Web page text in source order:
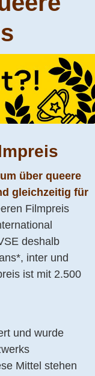
über queere
gleichzeitig für
Filmpreis
deshalb
inter und
ist mit 2.500
und wurde
Mittel stehen